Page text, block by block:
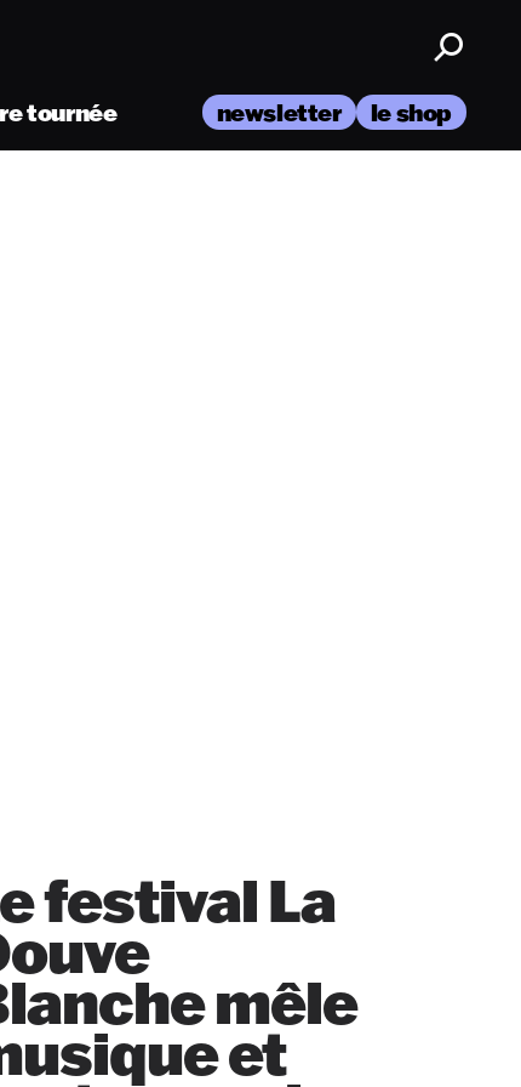
tournée newsletter le shop
festival La
mêle
et